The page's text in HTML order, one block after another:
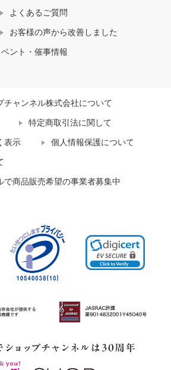
よくあるご質問
お客様の声から改善しました
ベント・催事情報
チャンネル株式会社について
特定商取引法に関して
表示 個人情報保護について
で商品販売希望の事業者募集中